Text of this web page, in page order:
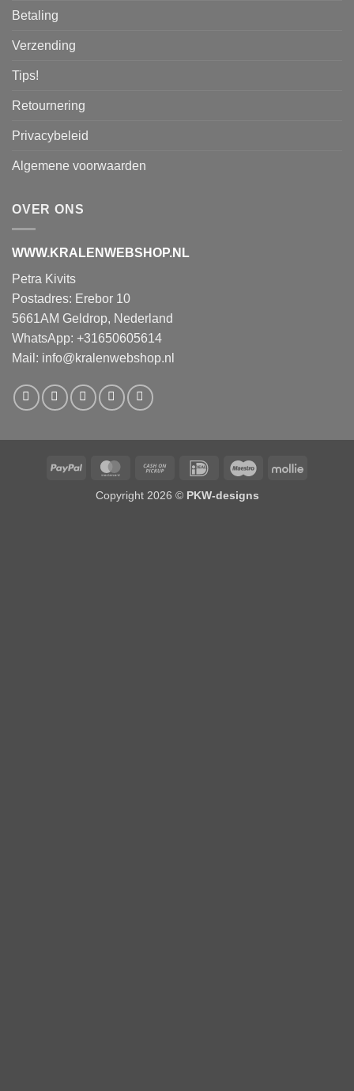
Betaling
Verzending
Tips!
Retournering
Privacybeleid
Algemene voorwaarden
OVER ONS
WWW.KRALENWEBSHOP.NL
Petra Kivits
Postadres: Erebor 10
5661AM Geldrop, Nederland
WhatsApp: +31650605614
Mail: info@kralenwebshop.nl
PayPal MasterCardCash
Pickup
IDeal Maestro Mollie
Copyright 2026 © PKW-designs